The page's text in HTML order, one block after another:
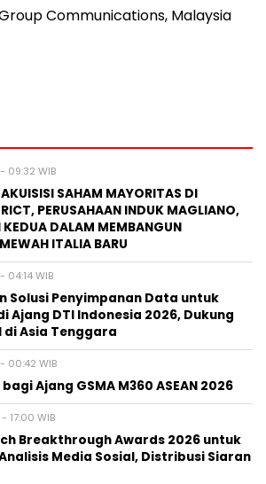
Communications, Malaysia
09:32 WIB
SAHAM MAYORITAS DI
PERUSAHAAN INDUK MAGLIANO,
DALAM MEMBANGUN
ITALIA BARU
WIB
Solusi Penyimpanan Data untuk
Ajang DTI Indonesia 2026, Dukung
di Asia Tenggara
00:42 WIB
Ajang GSMA M360 ASEAN 2026
17:00 WIB
Breakthrough Awards 2026 untuk
Media Sosial, Distribusi Siaran